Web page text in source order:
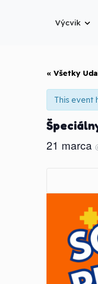
Výcvik
« Všetky
This event
21 marca